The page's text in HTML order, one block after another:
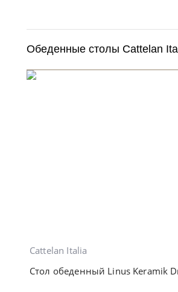
Обеденные столы Cattelan
Cattelan Italia
Стол обеденный Linus Keramik